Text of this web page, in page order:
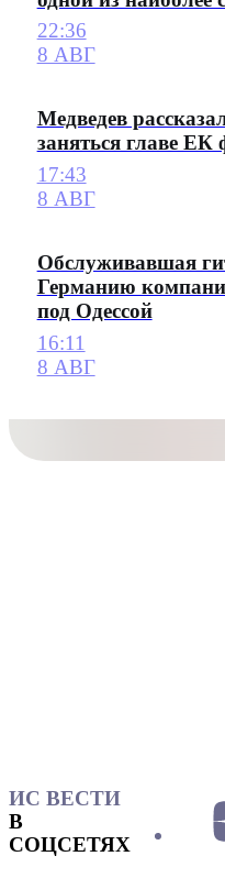
22:36
8 АВГ
Медведев
заняться главе ЕК
17:43
8 АВГ
Обслуживавшая
Германию
под Одессой
16:11
8 АВГ
ИС ВЕСТИ
В
СОЦСЕТЯХ